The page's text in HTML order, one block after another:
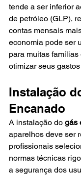
tende a ser inferior
de petróleo (GLP),
contas mensais
economia pode ser
para muitas
otimizar seus
Instalação
Encanado
A instalação do gás
aparelhos deve ser
profissionais
normas técnicas
a segurança dos